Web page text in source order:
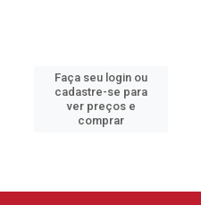
Faça seu login ou
cadastre-se para
ver preços e
comprar